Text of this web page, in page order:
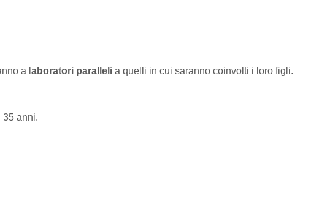
a l aboratori paralleli a quelli in cui saranno coinvolti i loro figli.
35 anni.